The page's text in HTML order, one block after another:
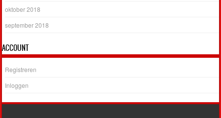
oktober 2018
september 2018
ACCOUNT
Registreren
Inloggen